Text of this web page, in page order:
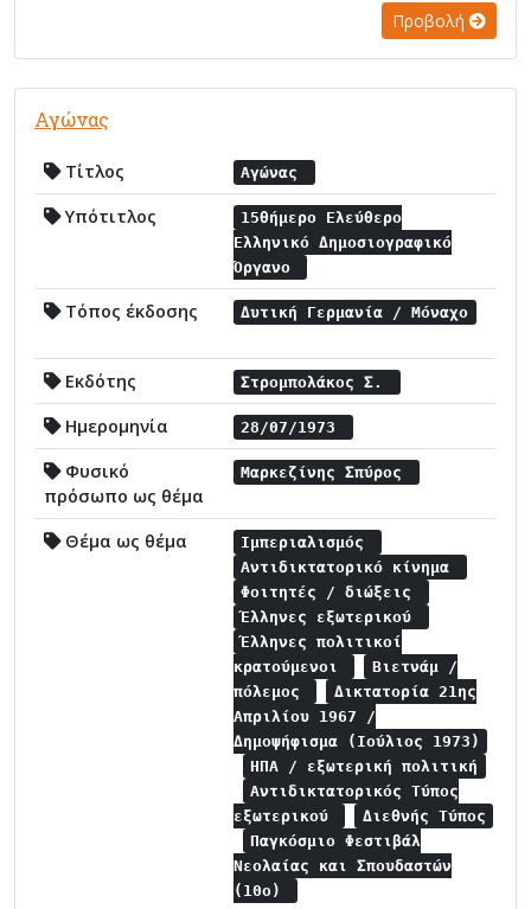
Προβολή
Αγώνας
Τίτλος Αγώνας
Υπότιτλος
15θήμερο Ελεύθερο
Ελληνικό Δημοσιογραφικό
Όργανο
Τόπος έκδοσης Δυτική Γερμανία / Μόναχο
Εκδότης Στρομπολάκος Σ.
Ημερομηνία 28/07/1973
Φυσικό
πρόσωπο ως θέμα
Μαρκεζίνης Σπύρος
Θέμα ως θέμα
Ιμπεριαλισμός
Αντιδικτατορικό κίνημα
Φοιτητές / διώξεις
Έλληνες εξωτερικού
Έλληνες πολιτικοί
κρατούμενοι
Βιετνάμ /
πόλεμος
Δικτατορία 21ης
Απριλίου 1967 /
Δημοψήφισμα (Ιούλιος 1973)
ΗΠΑ / εξωτερική πολιτική
Αντιδικτατορικός Τύπος
εξωτερικού
Διεθνής Τύπος
Παγκόσμιο Φεστιβάλ
Νεολαίας και Σπουδαστών
(10ο)